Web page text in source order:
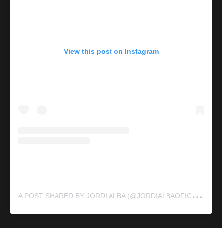
View this post on Instagram
A
POST SHARED BY JORDI ALBA (@JORDIALBAOFICIAL)